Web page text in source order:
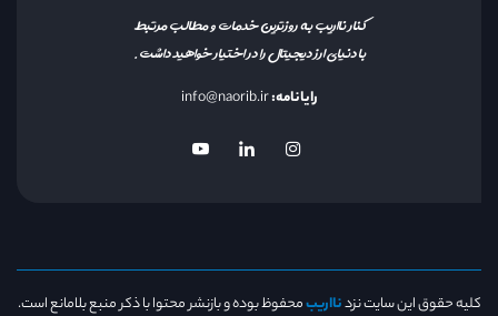
کنار نااریب به روزترین خدمات و مطالب مرتبط
با دنیای ارز دیجیتال را در اختیار خواهید داشت.
رایانامه:info@naorib.ir
کلیه حقوق این سایت نزدنااریبمحفوظ بوده و بازنشر محتوا با ذکر منبع بلامانع است.